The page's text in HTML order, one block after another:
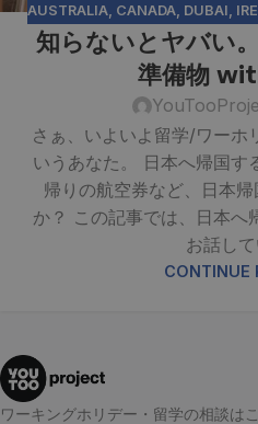
AUSTRALIA CANADA DUBAI
知らないとヤバい
準備物
さぁ、いよいよ留学/ワーホ
いうあなた。 日本へ帰国す
帰りの航空券など、日本
か？ この記事では、日本へ
お話し
CONTINUE
ワーキングホリデー・留学の相談は